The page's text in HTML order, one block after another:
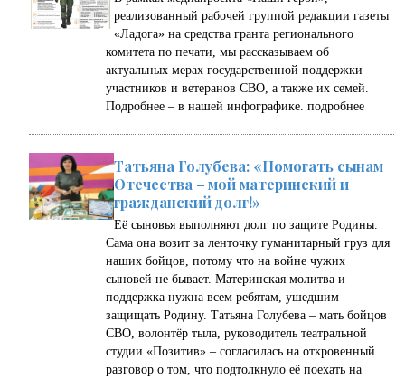
реализованный рабочей группой редакции газеты
«Ладога» на средства гранта регионального
комитета по печати, мы рассказываем об
актуальных мерах государственной поддержки
участников и ветеранов СВО, а также их семей.
Подробнее – в нашей инфографике. подробнее
Татьяна Голубева: «Помогать сынам
Отечества – мой материнский и
гражданский долг!»
Её сыновья выполняют долг по защите Родины.
Сама она возит за ленточку гуманитарный груз для
наших бойцов, потому что на войне чужих
сыновей не бывает. Материнская молитва и
поддержка нужна всем ребятам, ушедшим
защищать Родину. Татьяна Голубева – мать бойцов
СВО, волонтёр тыла, руководитель театральной
студии «Позитив» – согласилась на откровенный
разговор о том, что подтолкнуло её поехать на